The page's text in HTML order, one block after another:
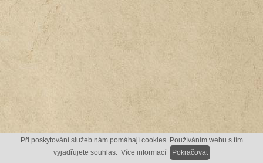
Při poskytování služeb nám pomáhají cookies. Používáním webu s tím
vyjadřujete souhlas. Více informací Pokračovat